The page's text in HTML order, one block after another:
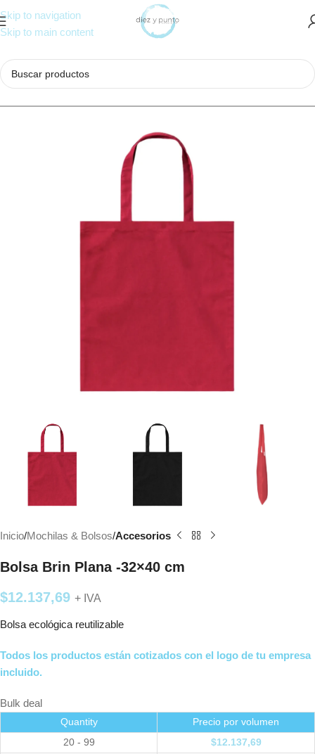
Skip to navigation
Skip to main content
Inicio Mochilas & Bolsos Accesorios
Bolsa Brin Plana -32×40 cm
$12.137,69 + IVA
Bolsa ecológica reutilizable
Todos los productos están cotizados con el logo de tu empresa
incluido.
Bulk deal
Quantity
Precio por volumen
20 - 99
$12.137,69